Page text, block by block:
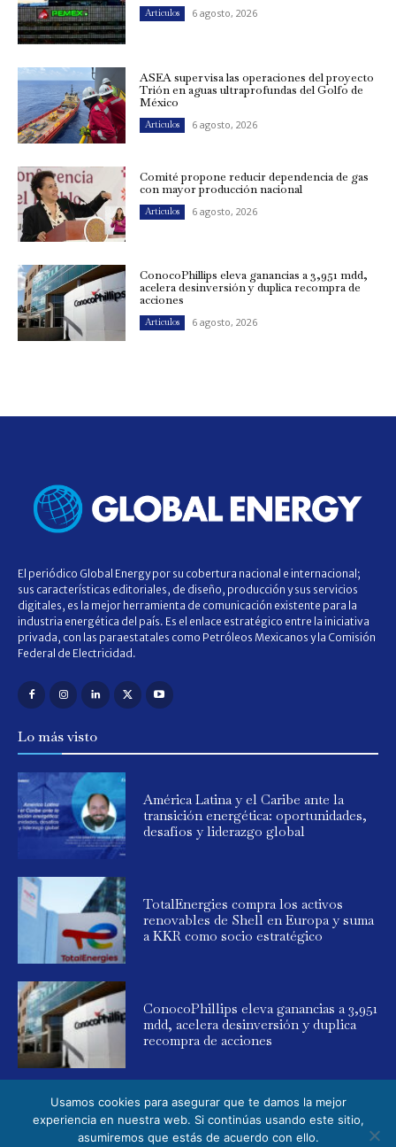
Artículos 6 agosto, 2026
ASEA supervisa las operaciones del proyecto
Trión en aguas ultraprofundas del Golfo de
México
Artículos 6 agosto, 2026
Comité propone reducir dependencia de gas
con mayor producción nacional
Artículos 6 agosto, 2026
ConocoPhillips eleva ganancias a 3,951 mdd,
acelera desinversión y duplica recompra de
acciones
Artículos 6 agosto, 2026
El periódico Global Energy por su cobertura nacional e internacional;
sus características editoriales, de diseño, producción y sus servicios
digitales, es la mejor herramienta de comunicación existente para la
industria energética del país. Es el enlace estratégico entre la iniciativa
privada, con las paraestatales como Petróleos Mexicanos y la Comisión
Federal de Electricidad.
Lo más visto
América Latina y el Caribe ante la
transición energética: oportunidades,
desafíos y liderazgo global
TotalEnergies compra los activos
renovables de Shell en Europa y suma
a KKR como socio estratégico
ConocoPhillips eleva ganancias a 3,951
mdd, acelera desinversión y duplica
recompra de acciones
Usamos cookies para asegurar que te damos la mejor
experiencia en nuestra web. Si continúas usando este sitio,
asumiremos que estás de acuerdo con ello.